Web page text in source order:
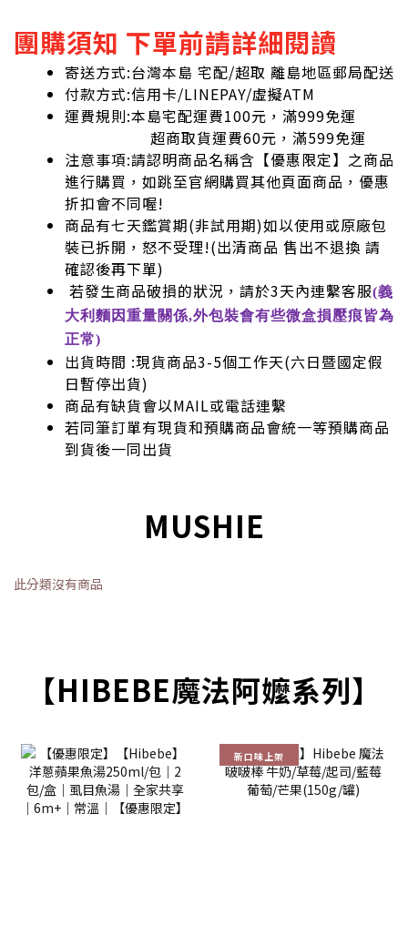
團購須知 下單前請詳細閱讀
寄送方式:台灣本島 宅配/超取 離島地區郵局配送
付款方式:信用卡/LINEPAY/虛擬ATM
運費規則:本島宅配運費100元，滿999免運
超商取貨運費60元，滿599免運
注意事項:請認明商品名稱含【優惠限定】之商品
進行購買，如跳至官網購買其他頁面商品，優惠
折扣會不同喔!
商品有七天鑑賞期(非試用期)如以使用或原廠包
裝已拆開，怒不受理!(出清商品 售出不退換 請
確認後再下單)
若發生商品破損的狀況，請於3天內連繫客服(義
大利麵因重量關係,外包裝會有些微盒損壓痕皆為
正常)
出貨時間 :現貨商品3-5個工作天(六日暨國定假
日暫停出貨)
商品有缺貨會以MAIL或電話連繫
若同筆訂單有現貨和預購商品會統一等預購商品
到貨後一同出貨
MUSHIE
此分類沒有商品
【HIBEBE魔法阿嬤系列】
新口味上架